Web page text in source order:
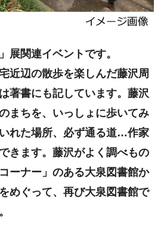
展関連イベントです。
近辺の散歩を楽しんだ藤沢周
著書にも記しています。藤沢
まちを、いっしょに歩いてみ
れた場所、必ず通る道…作家
きます。藤沢がよく調べもの
ーナー」のある大泉図書館か
めぐって、再び大泉図書館で